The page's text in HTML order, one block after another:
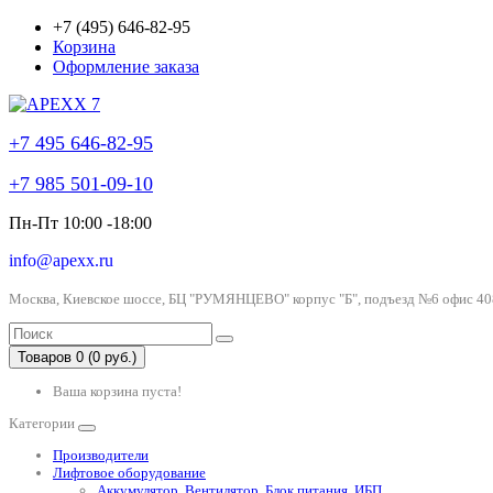
+7 (495) 646-82-95
Корзина
Оформление заказа
+7 495 646-82-95
+7 985 501-09-10
Пн-Пт 10:00 -18:00
info@apexx.ru
Москва, Киевское шоссе, БЦ "РУМЯНЦЕВО" корпус "Б", подъезд №6 офис
Товаров 0 (0 руб.)
Ваша корзина пуста!
Категории
Производители
Лифтовое оборудование